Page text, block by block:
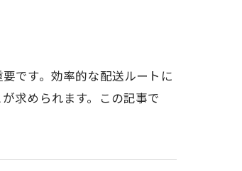
です。効率的な配送ルートに
求められます。この記事で